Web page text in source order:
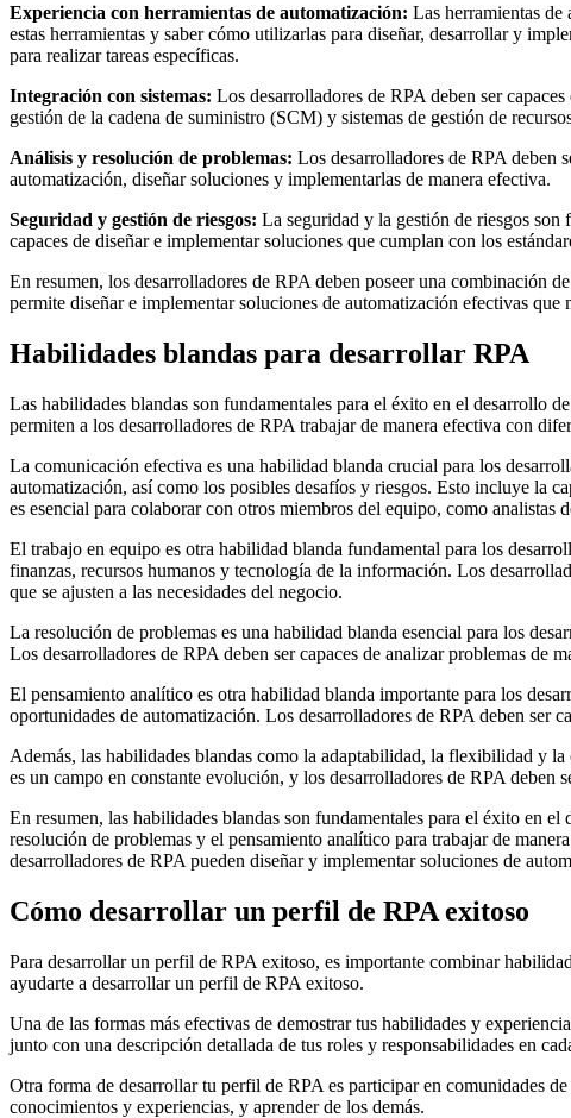
Experiencia con herramientas de automatización: Las herramientas
estas herramientas y saber cómo utilizarlas para diseñar, desarrollar y
para realizar tareas específicas.
Integración con sistemas: Los desarrolladores de RPA deben ser
gestión de la cadena de suministro (SCM) y sistemas de gestión de
Análisis y resolución de problemas: Los desarrolladores de RPA deben
automatización, diseñar soluciones y implementarlas de manera efectiva.
Seguridad y gestión de riesgos: La seguridad y la gestión de riesgos son
capaces de diseñar e implementar soluciones que cumplan con los
En resumen, los desarrolladores de RPA deben poseer una combinación
permite diseñar e implementar soluciones de automatización efectivas
Habilidades blandas para desarrollar RPA
Las habilidades blandas son fundamentales para el éxito en el desarrollo
permiten a los desarrolladores de RPA trabajar de manera efectiva con
La comunicación efectiva es una habilidad blanda crucial para los
automatización, así como los posibles desafíos y riesgos. Esto incluye la
es esencial para colaborar con otros miembros del equipo, como
El trabajo en equipo es otra habilidad blanda fundamental para los
finanzas, recursos humanos y tecnología de la información. Los
que se ajusten a las necesidades del negocio.
La resolución de problemas es una habilidad blanda esencial para los
Los desarrolladores de RPA deben ser capaces de analizar problemas de
El pensamiento analítico es otra habilidad blanda importante para los
oportunidades de automatización. Los desarrolladores de RPA deben ser
Además, las habilidades blandas como la adaptabilidad, la flexibilidad y
es un campo en constante evolución, y los desarrolladores de RPA deben
En resumen, las habilidades blandas son fundamentales para el éxito en
resolución de problemas y el pensamiento analítico para trabajar de
desarrolladores de RPA pueden diseñar y implementar soluciones de
Cómo desarrollar un perfil de RPA exitoso
Para desarrollar un perfil de RPA exitoso, es importante combinar
ayudarte a desarrollar un perfil de RPA exitoso.
Una de las formas más efectivas de demostrar tus habilidades y
junto con una descripción detallada de tus roles y responsabilidades en
Otra forma de desarrollar tu perfil de RPA es participar en comunidades
conocimientos y experiencias, y aprender de los demás.